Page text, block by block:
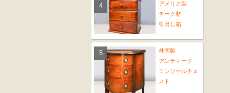
アメリカ製
チーク材
引出し箱
外国製
アンティーク
コンソールチェ
スト